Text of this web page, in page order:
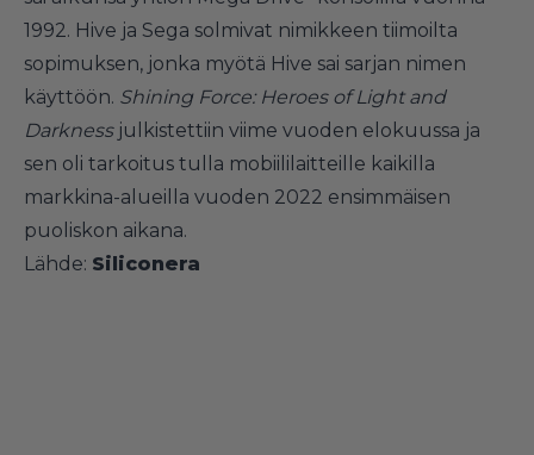
1992. Hive ja Sega solmivat nimikkeen tiimoilta
sopimuksen, jonka myötä Hive sai sarjan nimen
käyttöön. Shining Force: Heroes of Light and
Darknessjulkistettiin viime vuoden elokuussa ja
sen oli tarkoitus tulla mobiililaitteille kaikilla
markkina-alueilla vuoden 2022 ensimmäisen
puoliskon aikana.
Lähde: Siliconera